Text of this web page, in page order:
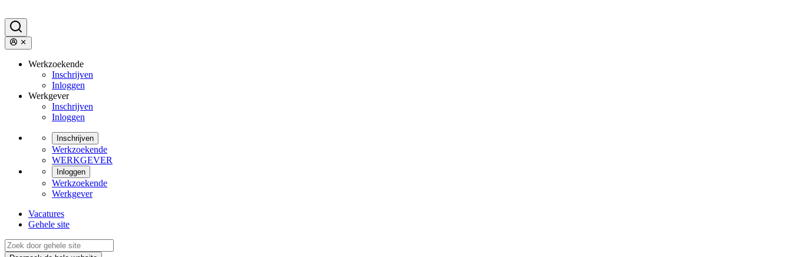
Werkzoekende
Inschrijven
Inloggen
Werkgever
Inschrijven
Inloggen
Inschrijven
Werkzoekende
WERKGEVER
Inloggen
Werkzoekende
Werkgever
Vacatures
Gehele site